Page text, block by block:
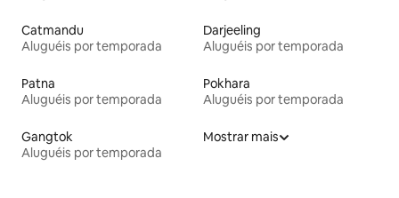
Catmandu
Aluguéis por temporada
Darjeeling
Aluguéis por temporada
Patna
Aluguéis por temporada
Pokhara
Aluguéis por temporada
Gangtok
Aluguéis por temporada
Mostrar mais